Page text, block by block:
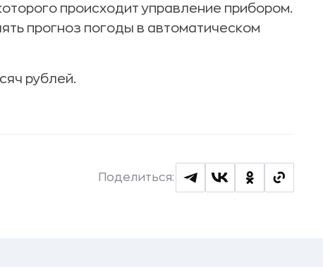
происходит управление прибором.
прогноз погоды в автоматическом
рублей.
Поделиться: